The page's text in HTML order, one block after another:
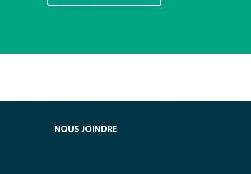
NOUS JOINDRE